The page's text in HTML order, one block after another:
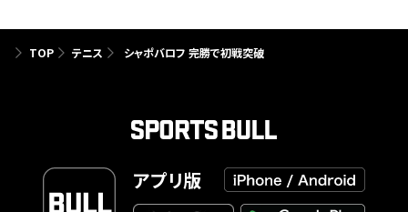
TOP テニス シャポバロフ 完勝で初戦突破
アプリ版